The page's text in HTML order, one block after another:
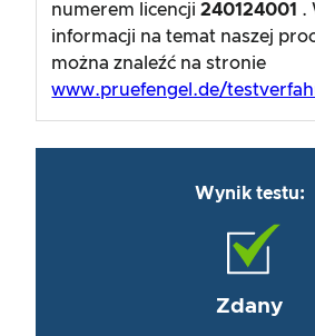
numerem licencji240124001 .
informacji na temat naszej
można znaleźć na stronie
www.pruefengel.de/
Wynik testu:
Zdany